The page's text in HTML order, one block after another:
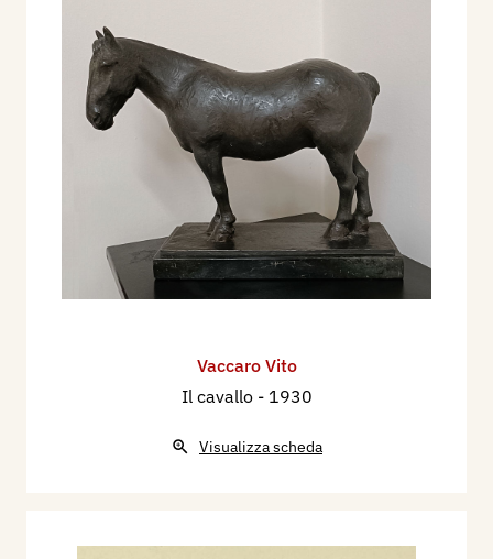
Vaccaro Vito
Il cavallo - 1930
Visualizza scheda